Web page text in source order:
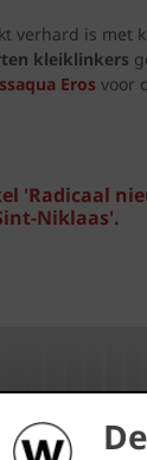
verhard is met
kleiklinkers
Eros voor
'Radicaal
Niklaas'.